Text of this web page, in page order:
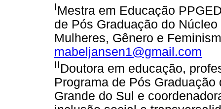
IMestra em Educação
de Pós Graduação do
Mulheres, Gênero e
mabeljansen1@gmail.com
IIDoutora em educação,
Programa de Pós
Grande do Sul e